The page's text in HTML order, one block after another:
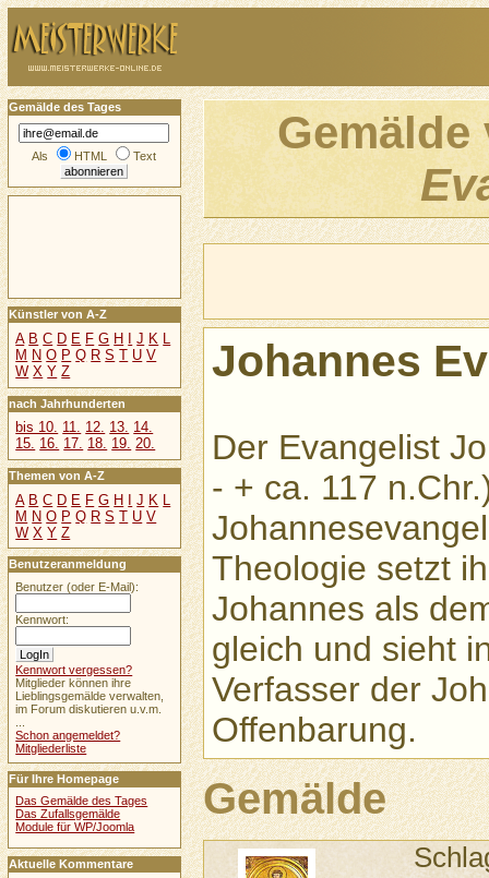
Johannes
Der Evangelist
- + ca. 117
Theologie setzt
Johannes als
gleich und sieht
Verfasser der
Offenbarung.
Gemälde
Gemälde des Tages
Als HTML Text
Künstler von A-Z
A B C D E F G H J K L
M N O P Q R S T U V
W X Y Z
nach Jahrhunderten
bis 10. 11. 12. 13. 14.
15. 16. 17. 18. 19. 20.
Themen von A-Z
A B C D E F G H I J K L
M N O P Q R S T U V
W X Y Z
Benutzeranmeldung
Benutzer (oder E-Mail):
Kennwort:
Kennwort vergessen?
Mitglieder können ihre
Lieblingsgemälde verwalten,
im Forum diskutieren u.v.m.
Schon angemeldet?
Mitgliederliste
Für Ihre Homepage
Das Gemälde des Tages
Das Zufallsgemälde
Module für WP/Joomla
Aktuelle Kommentare